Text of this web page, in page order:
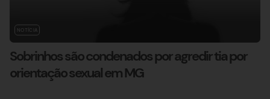
NOTÍCIA
Sobrinhos são condenados por agredir tia por
orientação sexual em MG